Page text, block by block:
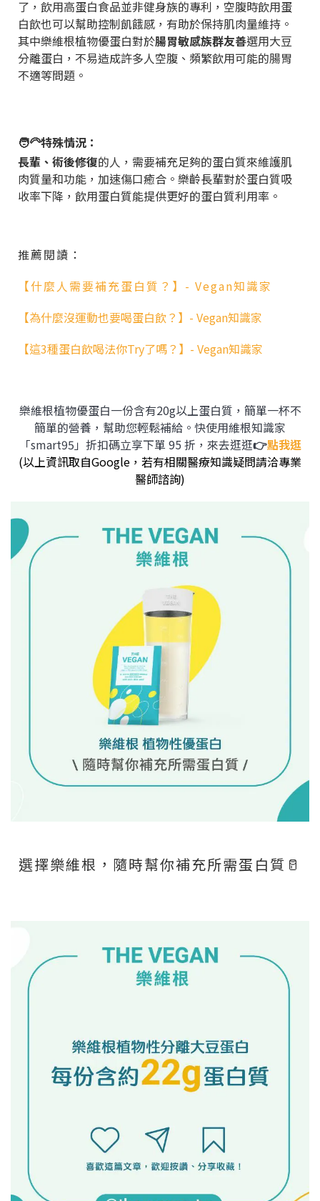
了，飲用高蛋白食品並非健身族的專利，空腹時飲用蛋
白飲也可以幫助控制飢餓感，有助於保持肌肉量維持。
其中樂維根植物優蛋白對於腸胃敏感族群友善選用大豆
分離蛋白，不易造成許多人空腹、頻繁飲用可能的腸胃
不適等問題。
🧑‍🦳特殊情況：
長輩、術後修復的人，需要補充足夠的蛋白質來維護肌
肉質量和功能，加速傷口癒合。樂齡長輩對於蛋白質吸
收率下降，飲用蛋白質能提供更好的蛋白質利用率。
推薦閱讀：
【什麼人需要補充蛋白質？】- Vegan知識家
【為什麼沒運動也要喝蛋白飲？】- Vegan知識家
【這3種蛋白飲喝法你Try了嗎？】- Vegan知識家
樂維根植物優蛋白一份含有20g以上蛋白質，簡單一杯不
簡單的營養，幫助您輕鬆補給。快使用維根知識家
「smart95」折扣碼立享下單 95 折，來去逛逛👉點我逛
(以上資訊取自Google，若有相關醫療知識疑問請洽專業
醫師諮詢)
選擇樂維根，隨時幫你補充所需蛋白質🥛